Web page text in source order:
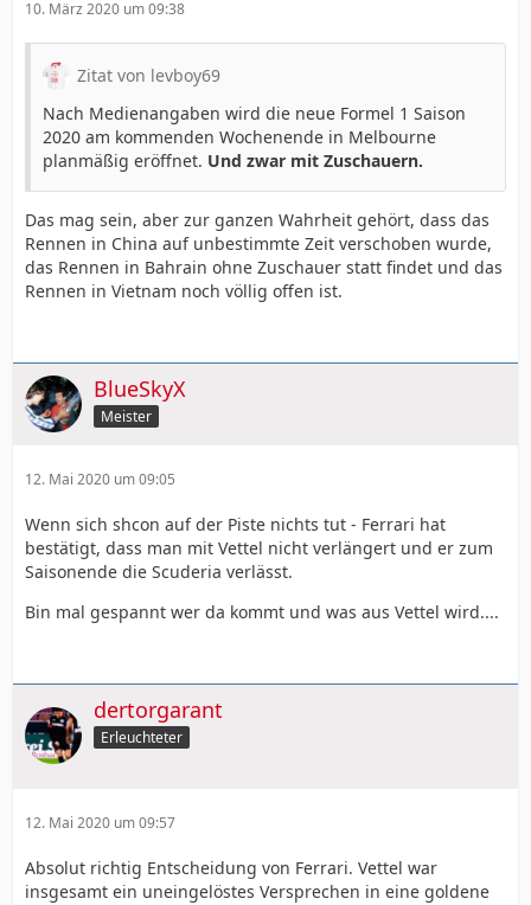
10. März 2020 um 09:38
Zitat von levboy69
Nach Medienangaben wird die neue Formel 1 Saison
2020 am kommenden Wochenende in Melbourne
planmäßig eröffnet. Und zwar mit Zuschauern.
Das mag sein, aber zur ganzen Wahrheit gehört, dass das
Rennen in China auf unbestimmte Zeit verschoben wurde,
das Rennen in Bahrain ohne Zuschauer statt findet und das
Rennen in Vietnam noch völlig offen ist.
BlueSkyX
Meister
12. Mai 2020 um 09:05
Wenn sich shcon auf der Piste nichts tut - Ferrari hat
bestätigt, dass man mit Vettel nicht verlängert und er zum
Saisonende die Scuderia verlässt.
Bin mal gespannt wer da kommt und was aus Vettel wird....
dertorgarant
Erleuchteter
12. Mai 2020 um 09:57
Absolut richtig Entscheidung von Ferrari. Vettel war
insgesamt ein uneingelöstes Versprechen in eine goldene